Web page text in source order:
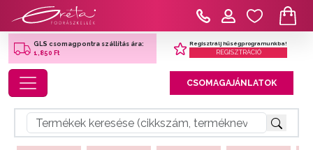
GLS csomagpontra szállítás ára:
1,850 Ft
Regisztrálj hűségprogramunkba!
REGISZTRÁCIÓ
Toggle navigation CSOMAGAJÁNLATOK